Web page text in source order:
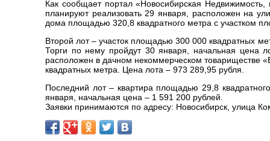
Как сообщает портал «Новосибирская
планируют реализовать 29 января, расположен на
дома площадью 320,8 квадратного метра с участком
Второй лот – участок площадью 300 000 квадратных
Торги по нему пройдут 30 января, начальная
расположен в дачном некоммерческом
квадратных метра. Цена лота – 973 289,95 рубля.
Последний лот – квартира площадью 29,8
января, начальная цена – 1 591 200 рублей.
Заявки принимаются по адресу: Новосибирск, улица